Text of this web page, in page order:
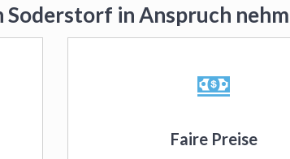
in Anspruch
Faire Preise